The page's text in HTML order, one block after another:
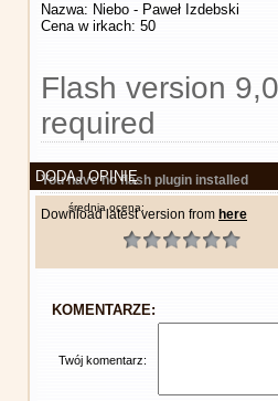
Nazwa: Niebo - Paweł Izdebski
Cena w irkach: 50
Flash version
required
You have no flash plugin installed
Download latest version from here
DODAJ OPINIĘ
średnia ocena:
KOMENTARZE:
Twój komentarz: